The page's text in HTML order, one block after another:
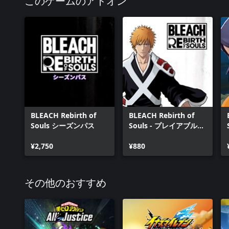
BLEACH Rebirth of
Souls シーズンパス
¥2,750
BLEACH Rebirth of
Souls - プレイアブルキ
[千年血戦篇]」
¥880
その他のおすすめ